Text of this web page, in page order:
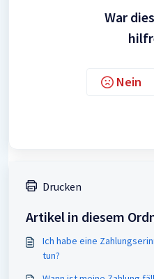
War
Nein
Drucken
Artikel in diesem
Ich habe eine
tun?